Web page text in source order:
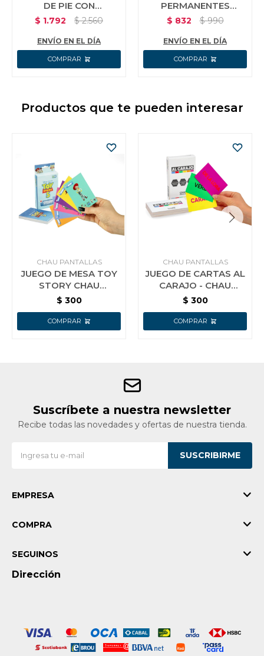
DE PIE CON
ACCESORIOS
$ 1.792 $ 2.560
ENVÍO EN EL DÍA
PERMANENTES
ACRILICO 80 PIEZAS
$ 832 $ 990
ENVÍO EN EL DÍA
Productos que te pueden interesar
CHAU PANTALLAS
JUEGO DE MESA TOY
STORY CHAU
PANTALLA
$ 300
CHAU PANTALLAS
JUEGO DE CARTAS AL
CARAJO - CHAU
PANTALLAS
$ 300
Suscríbete a nuestra newsletter
Recibe todas las novedades y ofertas de nuestra tienda.
SUSCRIBIRME
EMPRESA
COMPRA
Dirección
SEGUINOS